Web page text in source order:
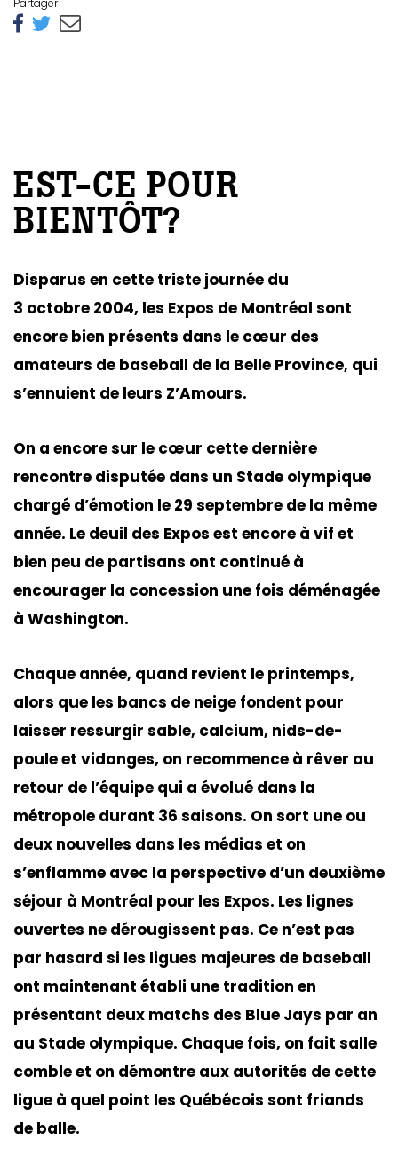
Partager
EST-CE POUR
BIENTÔT?
Disparus en cette triste journée du
3 octobre 2004, les Expos de Montréal sont
encore bien présents dans le cœur des
amateurs de baseball de la Belle Province, qui
s’ennuient de leurs Z’Amours.
On a encore sur le cœur cette dernière
rencontre disputée dans un Stade olympique
chargé d’émotion le 29 septembre de la même
année. Le deuil des Expos est encore à vif et
bien peu de partisans ont continué à
encourager la concession une fois déménagée
à Washington.
Chaque année, quand revient le printemps,
alors que les bancs de neige fondent pour
laisser ressurgir sable, calcium, nids-de-
poule et vidanges, on recommence à rêver au
retour de l’équipe qui a évolué dans la
métropole durant 36 saisons. On sort une ou
deux nouvelles dans les médias et on
s’enflamme avec la perspective d’un deuxième
séjour à Montréal pour les Expos. Les lignes
ouvertes ne dérougissent pas. Ce n’est pas
par hasard si les ligues majeures de baseball
ont maintenant établi une tradition en
présentant deux matchs des Blue Jays par an
au Stade olympique. Chaque fois, on fait salle
comble et on démontre aux autorités de cette
ligue à quel point les Québécois sont friands
de balle.